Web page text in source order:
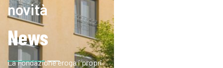
novità
News
La Fondazione eroga i propri